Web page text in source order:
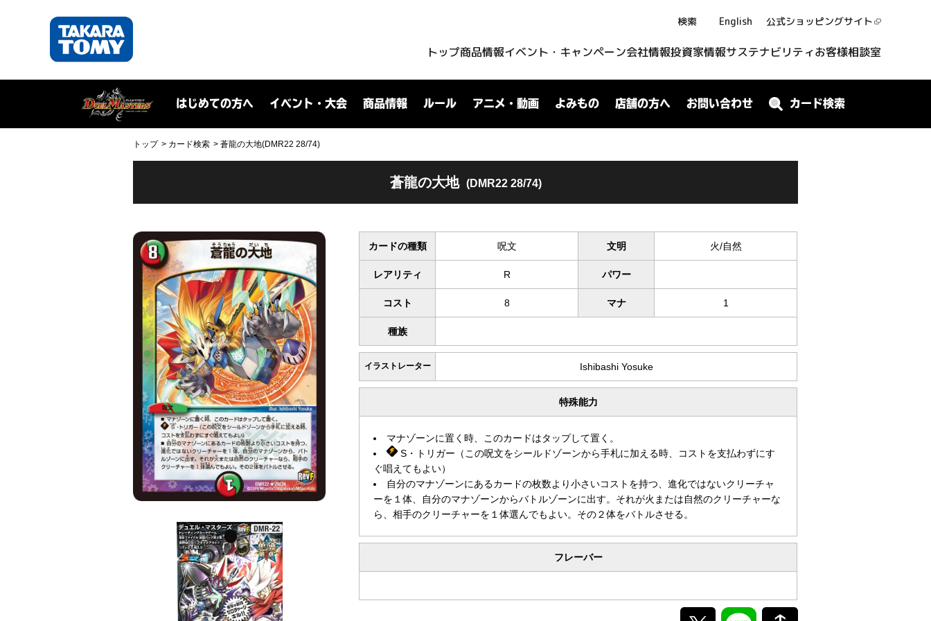
検索 English 公式ショッピングサイト
トップ商品情報イベント・キャンペーン会社情報投資家情報サステナビリティお客様相談室
はじめての方へ イベント・大会 商品情報 ルール アニメ・動画 よみもの 店舗の方へ お問い合わせ カード検索
トップ カード検索 蒼龍の大地(DMR22 28/74)
蒼龍の大地 (DMR22 28/74)
カードの種類 呪文 文明 火/自然
レアリティ R パワー
コスト 8 マナ 1
種族
イラストレーター Ishibashi Yosuke
特殊能力
マナゾーンに置く時、このカードはタップして置く。
S・トリガー（この呪文をシールドゾーンから手札に加える時、コストを支払わずにす
ぐ唱えてもよい）
自分のマナゾーンにあるカードの枚数より小さいコストを持つ、進化ではないクリーチャ
ーを１体、自分のマナゾーンからバトルゾーンに出す。それが火または自然のクリーチャーな
ら、相手のクリーチャーを１体選んでもよい。その２体をバトルさせる。
フレーバー